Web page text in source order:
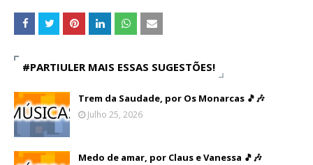
#PARTIULER MAIS ESSAS SUGESTÕES!
Trem da Saudade, por Os Monarcas 🎵🎶
Julho 25, 2026
Medo de amar, por Claus e Vanessa 🎵🎶